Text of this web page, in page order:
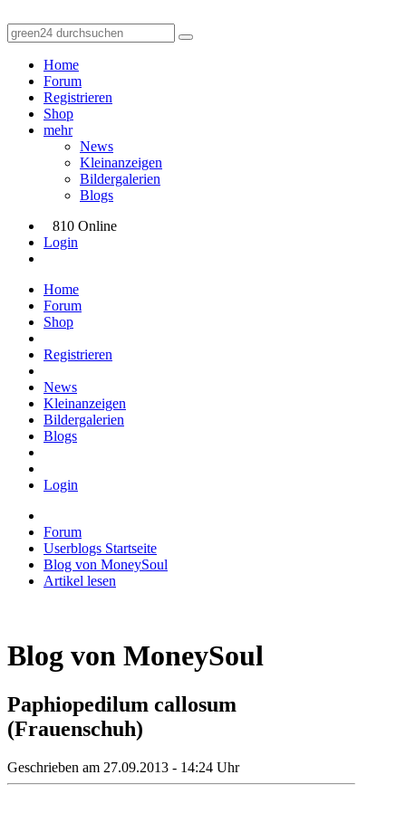
Home
Forum
Registrieren
Shop
mehr
News
Kleinanzeigen
Bildergalerien
Blogs
810 Online
Login
Home
Forum
Shop
Registrieren
News
Kleinanzeigen
Bildergalerien
Blogs
Login
Forum
Userblogs Startseite
Blog von MoneySoul
Artikel lesen
Blog von MoneySoul
Paphiopedilum callosum
(Frauenschuh)
Geschrieben am 27.09.2013 - 14:24 Uhr